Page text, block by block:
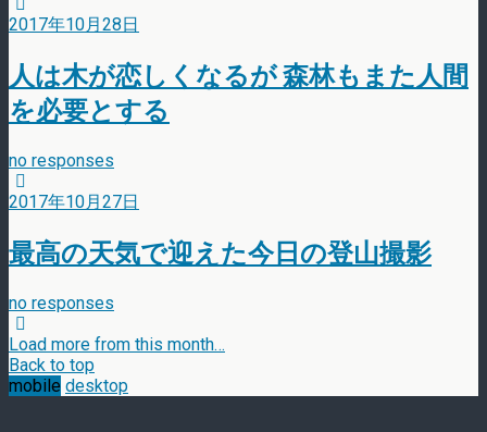
2017年10月28日
人は木が恋しくなるが 森林もまた人間
を必要とする
no responses
2017年10月27日
最高の天気で迎えた今日の登山撮影
no responses
Load more from this month…
Back to top
mobile desktop